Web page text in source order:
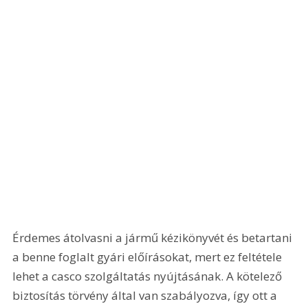
Érdemes átolvasni a jármű kézikönyvét és betartani
a benne foglalt gyári előírásokat, mert ez feltétele
lehet a casco szolgáltatás nyújtásának. A kötelező
biztosítás törvény által van szabályozva, így ott a